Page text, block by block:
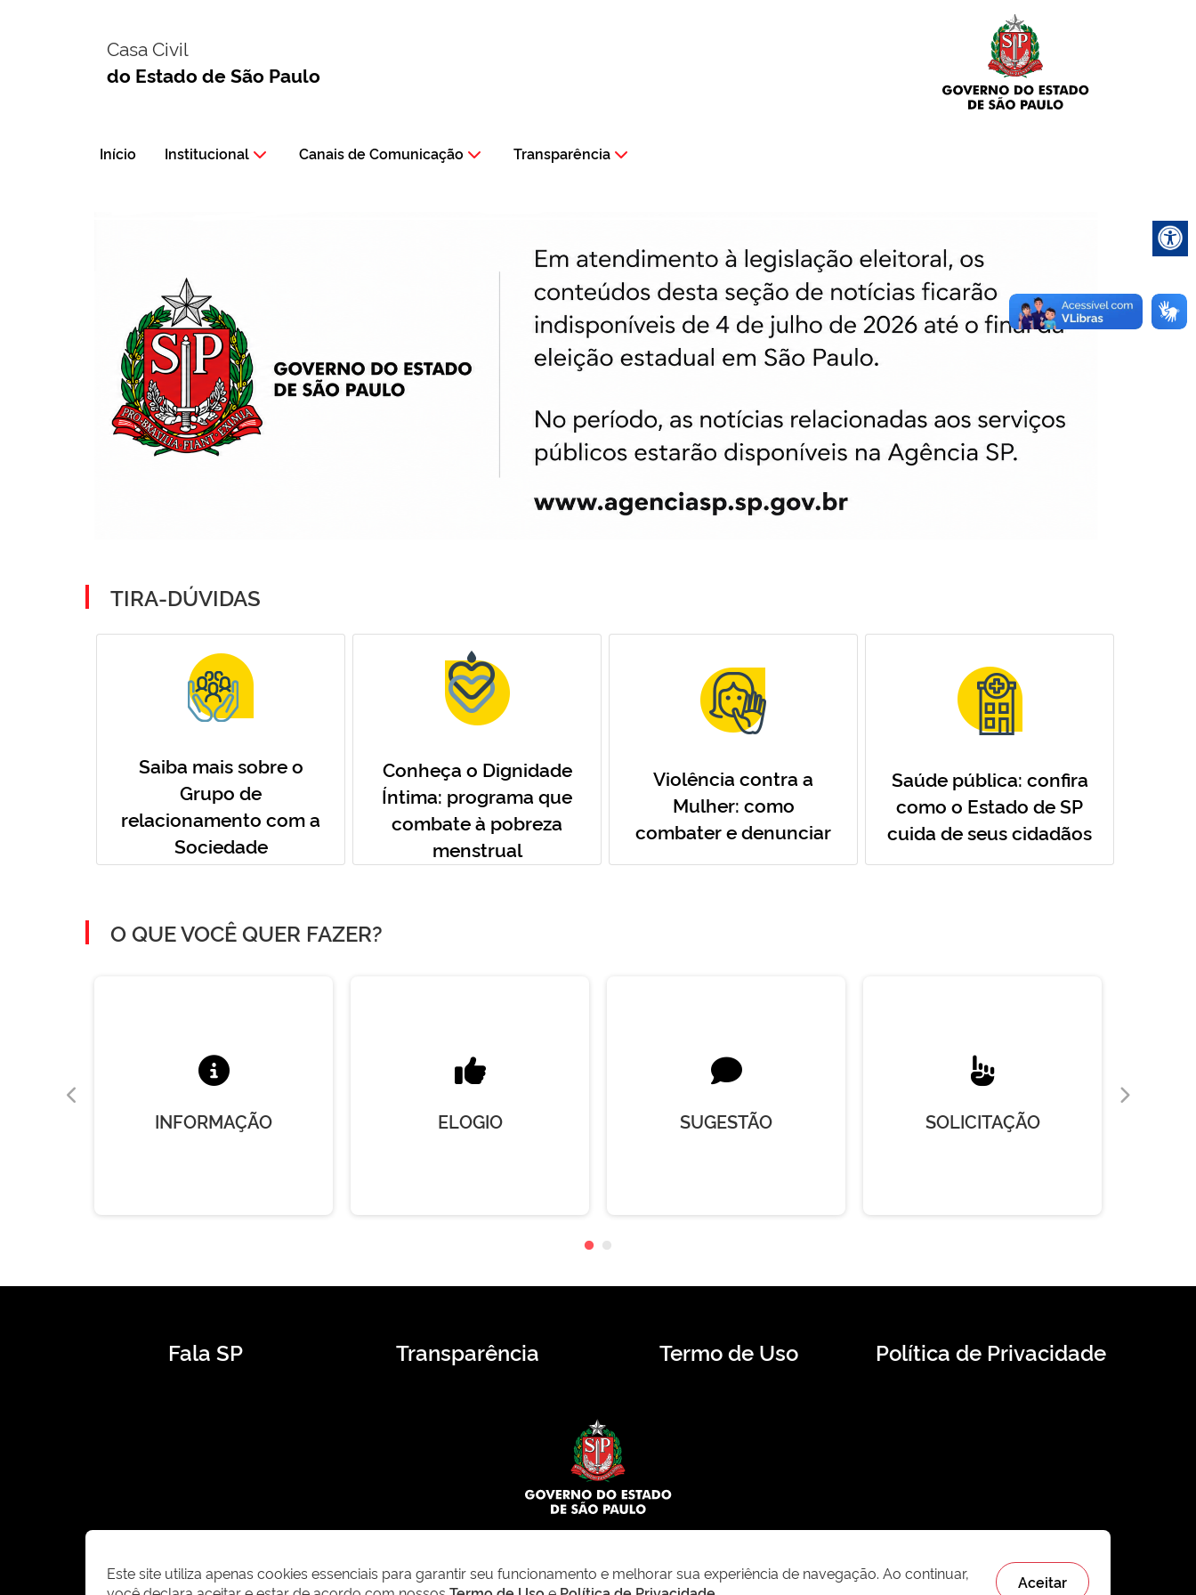
Casa Civil
do Estado de São Paulo
Início Institucional Canais de Comunicação Transparência
TIRA-DÚVIDAS
Saiba mais sobre o
Grupo de
relacionamento com a
Sociedade
Conheça o Dignidade
Íntima: programa que
combate à pobreza
menstrual
Violência contra a
Mulher: como
combater e denunciar
Saúde pública: confira
como o Estado de SP
cuida de seus cidadãos
O QUE VOCÊ QUER FAZER?
INFORMAÇÃO ELOGIO SUGESTÃO SOLICITAÇÃO
Fala SP Transparência Termo de Uso Política de Privacidade
© 2026 CMS.SP.GOV.BR. Todos os direitos reservados.
Este site utiliza apenas cookies essenciais para garantir seu funcionamento e melhorar sua experiência de navegação. Ao continuar,
Aceitar